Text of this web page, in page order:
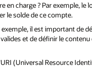
charge ? Par exemple, le
le solde de ce compte.
il est important de
et de définir le contenu
(Universal Resource